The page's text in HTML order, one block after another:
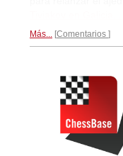
Más... Comentarios